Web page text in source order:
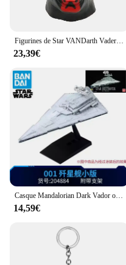
23,39€
Casque Mandalorian Dark Vador original, série noire, casque électronique haut de gamme, Obiwan Kenobi Cosplay, jouets à collectionner
14,59€